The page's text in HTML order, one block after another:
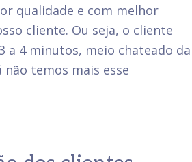
qualidade e com melhor
cliente. Ou seja, o cliente
a 4 minutos, meio chateado da
não temos mais esse